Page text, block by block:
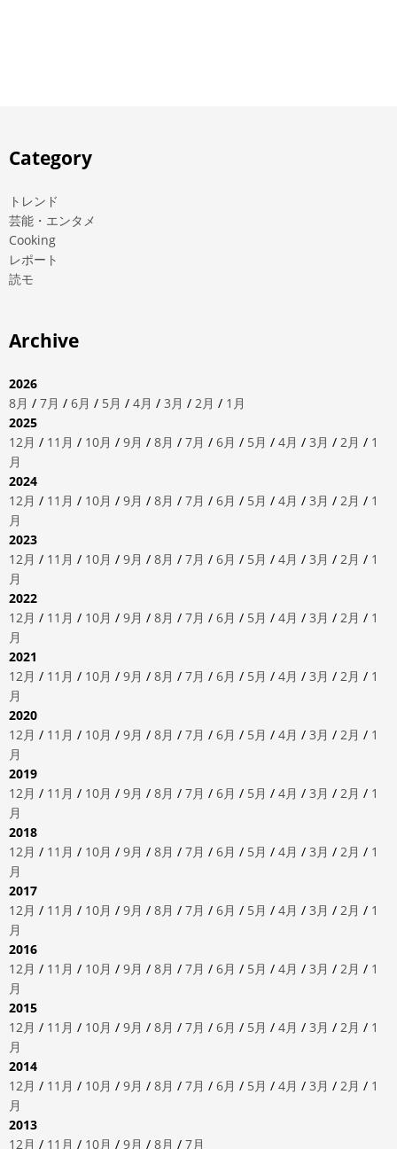
Category
トレンド
芸能・エンタメ
Cooking
レポート
読モ
Archive
2026
8月 / 7月 / 6月 / 5月 / 4月 / 3月 / 2月 / 1月
2025
12月 / 11月 / 10月 / 9月 / 8月 / 7月 / 6月 / 5月 / 4月 / 3月 / 2月 / 1
月
2024
12月 / 11月 / 10月 / 9月 / 8月 / 7月 / 6月 / 5月 / 4月 / 3月 / 2月 / 1
月
2023
12月 / 11月 / 10月 / 9月 / 8月 / 7月 / 6月 / 5月 / 4月 / 3月 / 2月 / 1
月
2022
12月 / 11月 / 10月 / 9月 / 8月 / 7月 / 6月 / 5月 / 4月 / 3月 / 2月 / 1
月
2021
12月 / 11月 / 10月 / 9月 / 8月 / 7月 / 6月 / 5月 / 4月 / 3月 / 2月 / 1
月
2020
12月 / 11月 / 10月 / 9月 / 8月 / 7月 / 6月 / 5月 / 4月 / 3月 / 2月 / 1
月
2019
12月 / 11月 / 10月 / 9月 / 8月 / 7月 / 6月 / 5月 / 4月 / 3月 / 2月 / 1
月
2018
12月 / 11月 / 10月 / 9月 / 8月 / 7月 / 6月 / 5月 / 4月 / 3月 / 2月 / 1
月
2017
12月 / 11月 / 10月 / 9月 / 8月 / 7月 / 6月 / 5月 / 4月 / 3月 / 2月 / 1
月
2016
12月 / 11月 / 10月 / 9月 / 8月 / 7月 / 6月 / 5月 / 4月 / 3月 / 2月 / 1
月
2015
12月 / 11月 / 10月 / 9月 / 8月 / 7月 / 6月 / 5月 / 4月 / 3月 / 2月 / 1
月
2014
12月 / 11月 / 10月 / 9月 / 8月 / 7月 / 6月 / 5月 / 4月 / 3月 / 2月 / 1
月
2013
12月 / 11月 / 10月 / 9月 / 8月 / 7月